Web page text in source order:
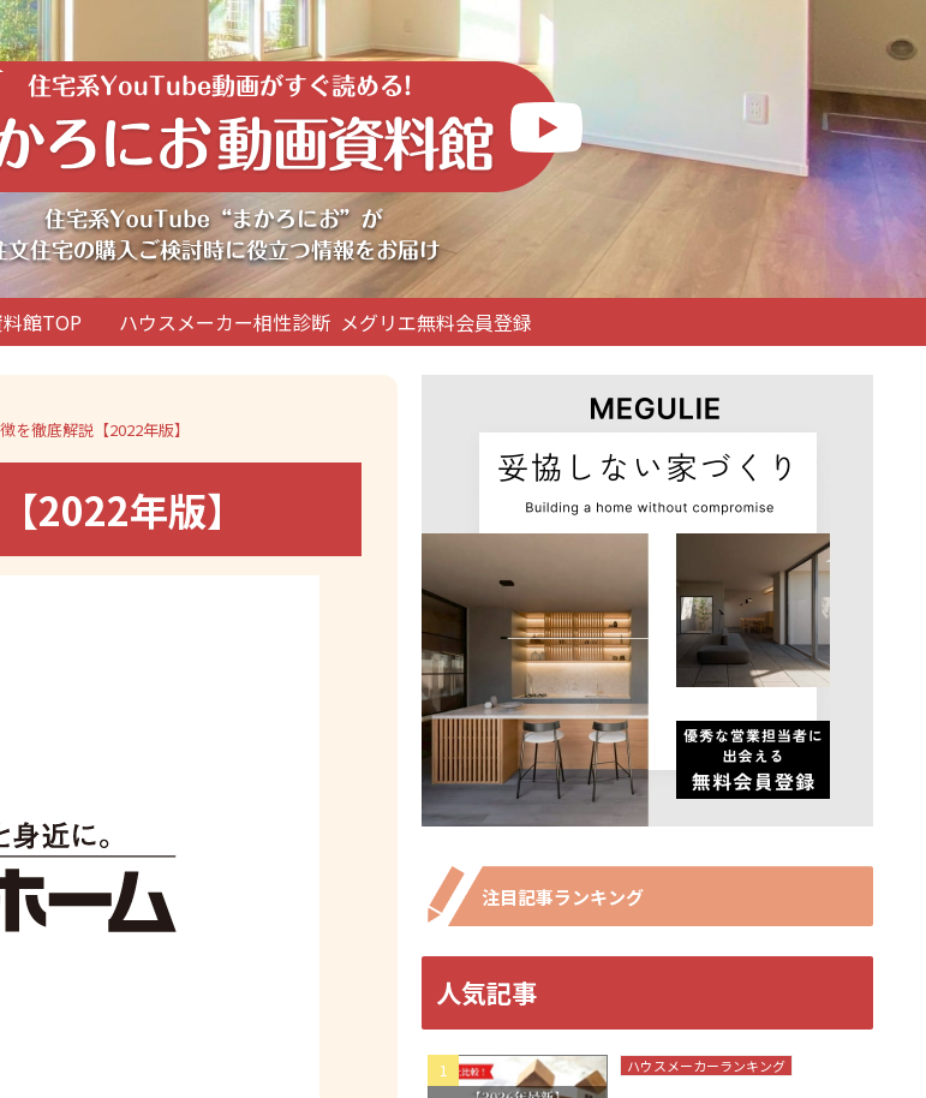
館TOP ハウスメーカー相性診断 メグリエ無料会員登録
を徹底解説【2022年版】
2022年版】
注目記事ランキング
人気記事
ハウスメーカーランキング